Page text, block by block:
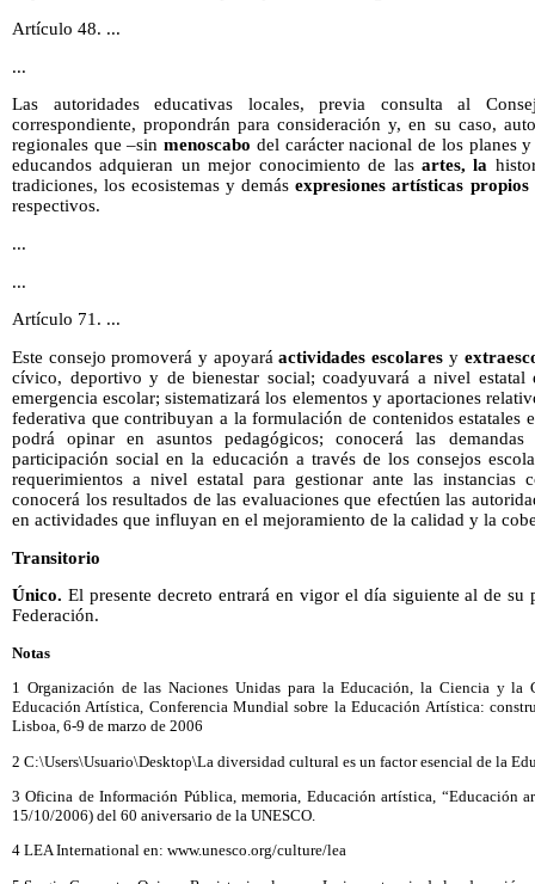
Artículo 48. ...
...
Las autoridades educativas locales, previa consulta al
correspondiente, propondrán para consideración y, en su caso,
regionales que –sinmenoscabo del carácter nacional de los planes
educandos adquieran un mejor conocimiento de las artes, la
tradiciones, los ecosistemas y demásexpresiones artísticas propios
respectivos.
...
...
Artículo 71. ...
Este consejo promoverá y apoyaráactividades escolares y
cívico, deportivo y de bienestar social; coadyuvará a nivel
emergencia escolar; sistematizará los elementos y aportaciones
federativa que contribuyan a la formulación de contenidos estatales
podrá opinar en asuntos pedagógicos; conocerá las
participación social en la educación a través de los consejos
requerimientos a nivel estatal para gestionar ante las instancias
conocerá los resultados de las evaluaciones que efectúen las
en actividades que influyan en el mejoramiento de la calidad y la
Transitorio
Único. El presente decreto entrará en vigor el día siguiente al de
Federación.
Notas
1 Organización de las Naciones Unidas para la Educación, la Ciencia y la
Educación Artística, Conferencia Mundial sobre la Educación Artística:
Lisboa, 6-9 de marzo de 2006
2 C:\Users\Usuario\Desktop\La diversidad cultural es un factor esencial de la
3 Oficina de Información Pública, memoria, Educación artística, “Educación
15/10/2006) del 60 aniversario de la UNESCO.
4 LEA International en: www.unesco.org/culture/lea